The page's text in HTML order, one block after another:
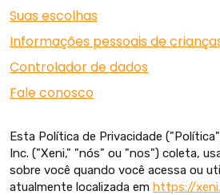
Suas escolhas
Informações pessoais de
Controlador de dados
Fale conosco
Esta Política de Privacidade
Inc. ("Xeni," "nós" ou "nos") coleta,
sobre você quando você acessa ou
atualmente localizada em https://